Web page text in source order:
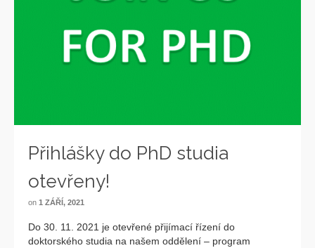
Přihlášky do PhD studia
otevřeny!
on 1 ZÁŘÍ, 2021
Do 30. 11. 2021 je otevřené přijímací řízení do
doktorského studia na našem oddělení – program